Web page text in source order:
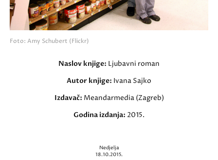
Foto: Amy Schubert (Flickr)
Naslov knjige: Ljubavni roman
Autor knjige: Ivana Sajko
Izdavač: Meandarmedia (Zagreb)
Godina izdanja: 2015.
Nedjelja
18.10.2015.